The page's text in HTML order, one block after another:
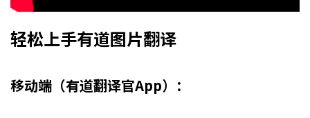
轻松上手有道图片翻译
移动端（有道翻译官App）：